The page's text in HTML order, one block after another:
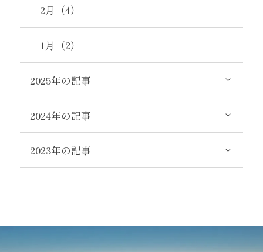
2月（4）
1月（2）
2025年の記事
2024年の記事
2023年の記事